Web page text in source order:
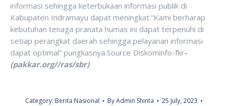
informasi sehingga keterbukaan informasi publik di
Kabupaten Indramayu dapat meningkat.“Kami berharap
kebutuhan tenaga pranata humas ini dapat terpenuhi di
setiap perangkat daerah sehingga pelayanan informasi
dapat optimal” pungkasnya.Source Diskominfo-fkr-
(pakkar.org//ras/sbr)
Category: Berita Nasional ByAdmin Shinta
25 July, 2023